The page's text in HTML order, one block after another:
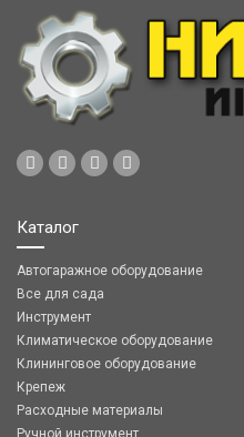
Каталог
Автогаражное оборудование
Все для сада
Инструмент
Климатическое оборудование
Клининговое оборудование
Крепеж
Расходные материалы
Ручной инструмент